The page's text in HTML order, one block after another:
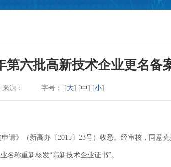
第六批高新技术企业更名备
源： 字号： [大] [中] [小]
申请》（ 新高办〔 2015〕 23号）收悉。经审核，同意克
称重新核发“高新技术企业证书”。